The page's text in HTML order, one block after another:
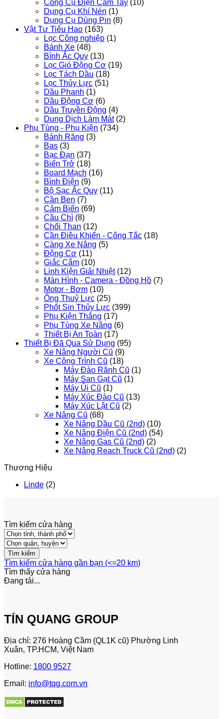
Công Cụ Điện Cầm Tay (10)
Dụng Cụ Khí Nén (1)
Dụng Cụ Dùng Pin (8)
Vật Tư Tiêu Hao (163)
Lọc Công nghiệp (1)
Bánh Xe (48)
Bình Ắc Quy (13)
Lọc Gió Động Cơ (19)
Lọc Tách Dầu (18)
Lọc Thủy Lực (51)
Dầu Phanh (1)
Dầu Động Cơ (6)
Dầu Truyền Động (4)
Dung Dịch Làm Mát (2)
Phụ Tùng - Phụ Kiện (734)
Bánh Răng (3)
Bas (3)
Bạc Đạn (37)
Biến Trở (18)
Board Mạch (16)
Bình Điện (9)
Bộ Sạc Ắc Quy (11)
Cần Ben (7)
Cảm Biến (69)
Cầu Chì (8)
Chổi Than (12)
Cần Điều Khiển - Công Tắc (18)
Càng Xe Nâng (5)
Động Cơ (11)
Giắc Cắm (10)
Linh Kiện Giải Nhiệt (12)
Màn Hình - Camera - Đồng Hồ (7)
Motor - Bơm (10)
Ống Thuỷ Lực (25)
Phốt Sin Thủy Lực (399)
Phụ Kiện Thắng (17)
Phụ Tùng Xe Nâng (6)
Thiết Bị An Toàn (17)
Thiết Bị Đã Qua Sử Dụng (95)
Xe Nâng Người Cũ (9)
Xe Công Trình Cũ (18)
Máy Đào Rãnh Cũ (1)
Máy San Gạt Cũ (1)
Máy Ủi Cũ (1)
Máy Xúc Đào Cũ (13)
Máy Xúc Lật Cũ (2)
Xe Nâng Cũ (68)
Xe Nâng Dầu Cũ (2nd) (10)
Xe Nâng Điện Cũ (2nd) (54)
Xe Nâng Gas Cũ (2nd) (2)
Xe Nâng Reach Truck Cũ (2nd) (2)
Thương Hiệu
Linde (2)
Tìm kiếm cửa hàng
Tìm kiếm cửa hàng gần bạn (<=20 km)
Tìm thấy cửa hàng
Đang tải...
TÍN QUANG GROUP
Địa chỉ: 276 Hoàng Cầm (QL1K cũ) Phường Linh
Xuân, TP.HCM, Việt Nam
Hotline: 1800 9527
Email: info@tqg.com.vn